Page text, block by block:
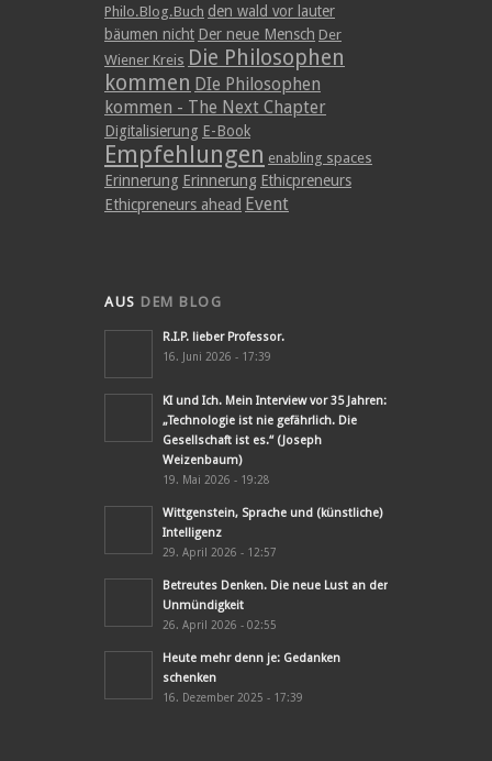
Philo.Blog.Buch den wald vor lauter
bäumen nicht Der neue Mensch Der
Wiener Kreis Die Philosophen
kommen DIe Philosophen
kommen - The Next Chapter
Digitalisierung E-Book
Empfehlungen enabling spaces
Erinnerung Erinnerung Ethicpreneurs
Ethicpreneurs ahead Event
AUS DEM BLOG
R.I.P. lieber Professor.
16. Juni 2026 - 17:39
KI und Ich. Mein Interview vor 35 Jahren:
„Technologie ist nie gefährlich. Die
Gesellschaft ist es.“ (Joseph
Weizenbaum)
19. Mai 2026 - 19:28
Wittgenstein, Sprache und (künstliche)
Intelligenz
29. April 2026 - 12:57
Betreutes Denken. Die neue Lust an der
Unmündigkeit
26. April 2026 - 02:55
Heute mehr denn je: Gedanken
schenken
16. Dezember 2025 - 17:39